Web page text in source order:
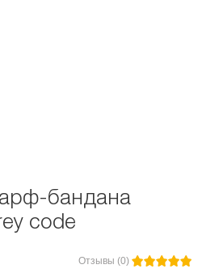
бандана
code
Отзывы (0)